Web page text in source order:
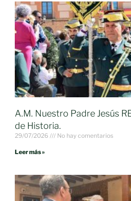
A.M. Nuestro Padre Jesús
de Historia.
29/07/2026 No hay comentarios
Leer más »